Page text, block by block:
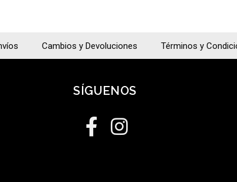
Cambios y Devoluciones Términos y
SÍGUENOS